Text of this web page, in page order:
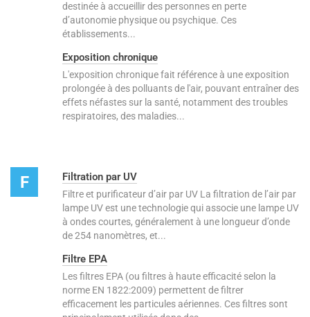
destinée à accueillir des personnes en perte
d’autonomie physique ou psychique. Ces
établissements...
Exposition chronique
L'exposition chronique fait référence à une exposition
prolongée à des polluants de l'air, pouvant entraîner des
effets néfastes sur la santé, notamment des troubles
respiratoires, des maladies...
F Filtration par UV
Filtre et purificateur d’air par UV La filtration de l’air par
lampe UV est une technologie qui associe une lampe UV
à ondes courtes, généralement à une longueur d’onde
de 254 nanomètres, et...
Filtre EPA
Les filtres EPA (ou filtres à haute efficacité selon la
norme EN 1822:2009) permettent de filtrer
efficacement les particules aériennes. Ces filtres sont